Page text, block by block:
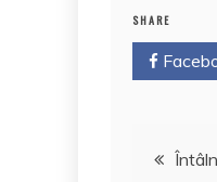
o
o
SHARE